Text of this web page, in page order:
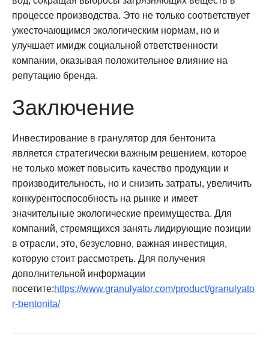
процессе производства. Это не только соответствует
ужесточающимся экологическим нормам, но и
улучшает имидж социальной ответственности
компании, оказывая положительное влияние на
репутацию бренда.
Заключение
Инвестирование в гранулятор для бентонита
является стратегически важным решением, которое
не только может повысить качество продукции и
производительность, но и снизить затраты, увеличить
конкурентоспособность на рынке и имеет
значительные экологические преимущества. Для
компаний, стремящихся занять лидирующие позиции
в отрасли, это, безусловно, важная инвестиция,
которую стоит рассмотреть. Для получения
дополнительной информации
посетите:https://www.granulyator.com/product/granulyato
r-bentonita/